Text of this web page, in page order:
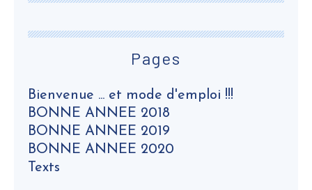
Pages
Bienvenue ... et mode d'emploi !!!
BONNE ANNEE 2018
BONNE ANNEE 2019
BONNE ANNEE 2020
Texts